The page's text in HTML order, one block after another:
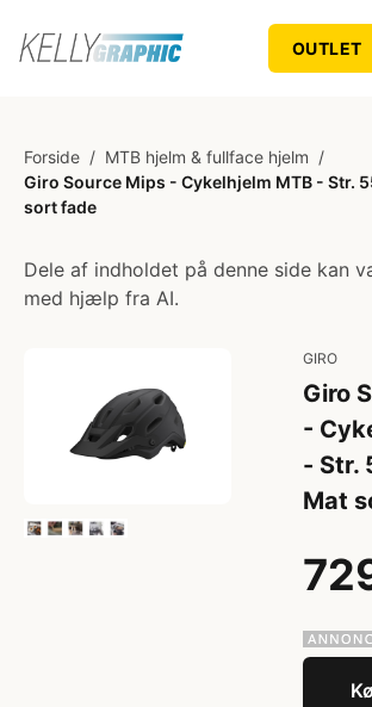
OUTLET
Forside / MTB hjelm & fullface hjelm /
Giro Source Mips - Cykelhjelm MTB - Str.
sort fade
Dele af indholdet på denne side kan
med hjælp fra AI.
GIRO
Giro
-
- Str.
Mat